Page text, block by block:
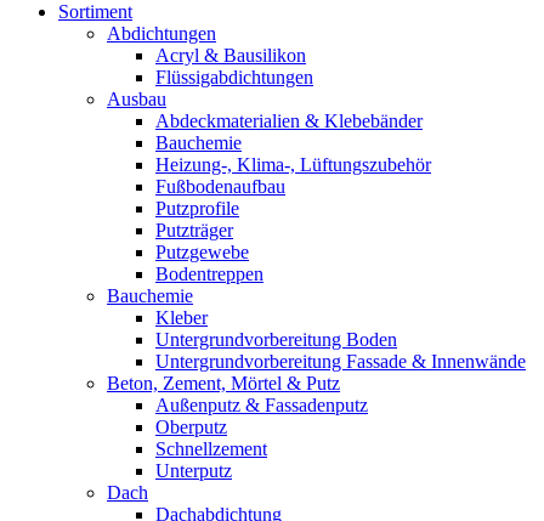
Sortiment
Abdichtungen
Acryl & Bausilikon
Flüssigabdichtungen
Ausbau
Abdeckmaterialien & Klebebänder
Bauchemie
Heizung-, Klima-, Lüftungszubehör
Fußbodenaufbau
Putzprofile
Putzträger
Putzgewebe
Bodentreppen
Bauchemie
Kleber
Untergrundvorbereitung Boden
Untergrundvorbereitung Fassade & Innenwände
Beton, Zement, Mörtel & Putz
Außenputz & Fassadenputz
Oberputz
Schnellzement
Unterputz
Dach
Dachabdichtung